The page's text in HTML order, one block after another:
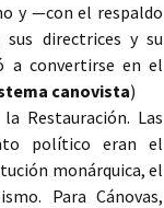
y —con el respaldo
directrices y su
a convertirse en el
canovista)
Restauración. Las
político eran el
monárquica, el
Para Cánovas,